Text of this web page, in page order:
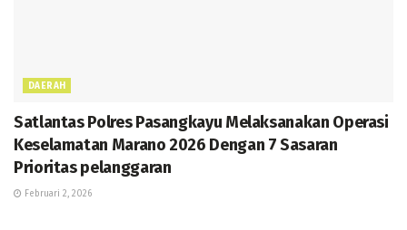
DAERAH
Satlantas Polres Pasangkayu Melaksanakan Operasi
Keselamatan Marano 2026 Dengan 7 Sasaran
Prioritas pelanggaran
Februari 2, 2026